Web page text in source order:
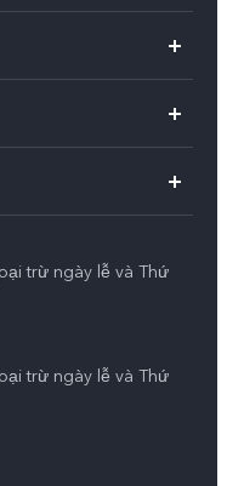
trừ ngày lễ và Thứ
trừ ngày lễ và Thứ